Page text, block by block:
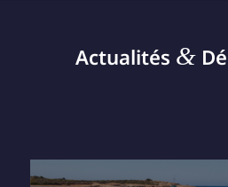
Actualités &